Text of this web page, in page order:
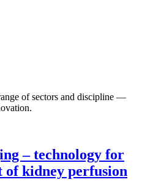
of sectors and discipline —
– technology for
of kidney perfusion